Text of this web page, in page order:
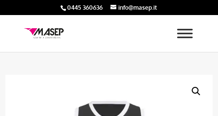
0445 360636 info@masep.it